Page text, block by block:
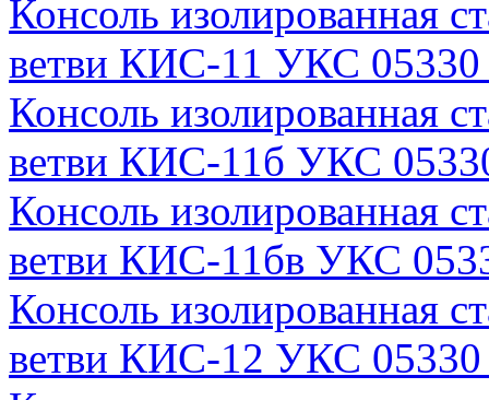
Консоль изолированная
ветви КИС-11 УКС
Консоль изолированная
ветви КИС-11б УКС
Консоль изолированная
ветви КИС-11бв УКС
Консоль изолированная
ветви КИС-12 УКС